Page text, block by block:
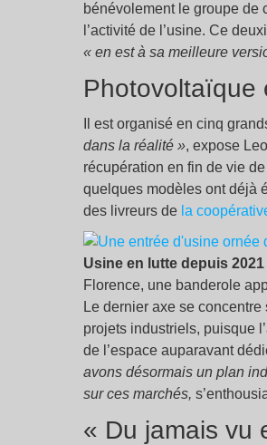
bénévolement le groupe de
l’activité de l’usine. Ce
« en est à sa meilleure
Photovoltaïque
Il est organisé en cinq
dans la réalité », expose
récupération en fin de vie
quelques modèles ont déjà
des livreurs de la
Usine en lutte depuis 2021
Florence, une banderole
Le dernier axe se
projets industriels, puisque
de l’espace auparavant
avons désormais un plan
sur ces marchés,
« Du jamais vu